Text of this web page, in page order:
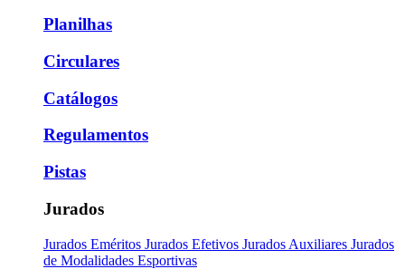
Planilhas
Circulares
Catálogos
Regulamentos
Pistas
Jurados
Jurados Eméritos Jurados Efetivos Jurados Auxiliares Jurados
de Modalidades Esportivas